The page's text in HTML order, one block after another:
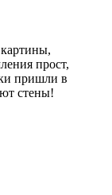
картины,
прост,
пришли в
стены!